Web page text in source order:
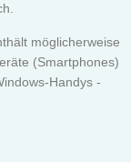
möglicherweise
(Smartphones)
Handys -